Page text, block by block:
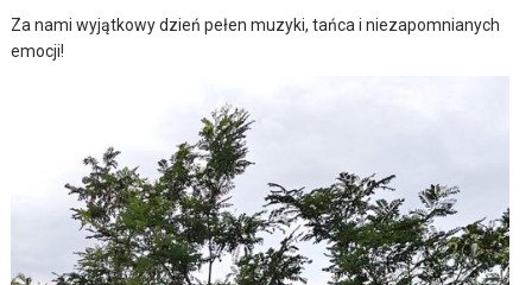
Za nami wyjątkowy dzień pełen muzyki, tańca i niezapomnianych
emocji!